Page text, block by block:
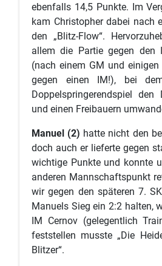
ebenfalls 14,5 Punkte. Im
kam Christopher dabei nach
den „Blitz-Flow“.
allem die Partie gegen den
(nach einem GM und
gegen einen IM!), bei
Doppelspringerendspiel den
und einen Freibauern
Manuel (2) hatte nicht den
doch auch er lieferte gegen
wichtige Punkte und konnte
anderen Mannschaftspunkt
wir gegen den späteren 7.
Manuels Sieg ein 2:2 halten,
IM Cernov (gelegentlich
feststellen musste „Die
Blitzer“.